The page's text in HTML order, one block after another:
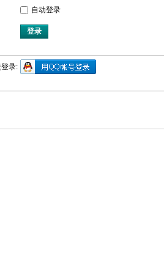
自动登录
登录
录: